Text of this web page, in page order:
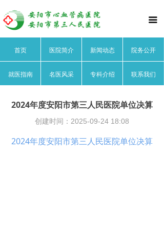
끀
首页
医院领导
医院荣誉
首页 医院简介 新闻动态 院务公开
就医指南 名医风采 专科介绍 联系我们
2024年度安阳市第三人民医院单位决算
2024年度安阳市第三人民医院单位决算
创建时间： 2025-09-24 18:08